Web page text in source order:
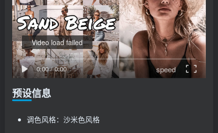
0:00/0:00 speed
Video load failed
预设信息
调色风格：沙米色风格